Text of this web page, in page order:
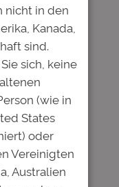
nicht
Felder
nicht in den
Kanada,
sind.
sich, keine
(wie in
States
oder
Vereinigten
Australien